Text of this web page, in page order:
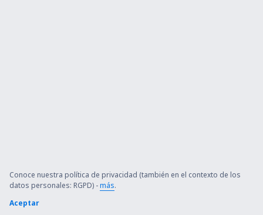
Conoce nuestra política de privacidad (también en el contexto de los
datos personales: RGPD) -más.
Aceptar